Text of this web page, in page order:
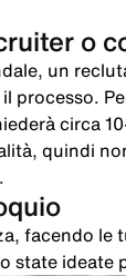
o
un
circa
quindi
facendo le
state